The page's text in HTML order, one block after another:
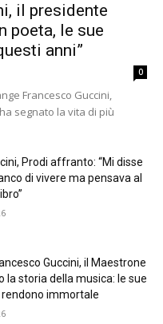
il presidente
poeta, le sue
anni”
0
Francesco Guccini,
segnato la vita di più
Prodi affranto: “Mi disse
di vivere ma pensava al
Guccini, il Maestrone
la storia della musica: le sue
immortale